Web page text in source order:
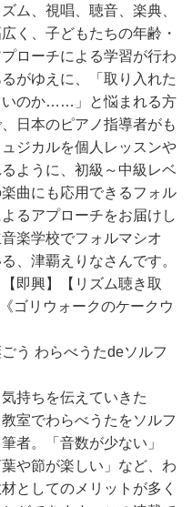
ム、視唱、聴音、楽典、
く、子どもたちの年齢・
ローチによる学習が行わ
がゆえに、「取り入れた
いのか……」と悩まれる方
日本のピアノ指導者がも
ジカルを個人レッスンや
ように、初級～中級レベ
曲にも応用できるフォル
るアプローチをお届けし
楽学校でフォルマシオ
、津覇えりなさんです。
即興】【リズム聴き取
ゴリウォークのケークウ
う わらべうたdeソルフ
持ちを伝えていきた
室でわらべうたをソルフ
者。「音数が少ない」
や節が楽しい」など、わ
としてのメリットが多く